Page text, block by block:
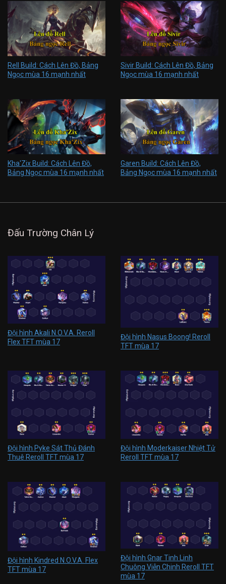
Rell Build: Cách Lên Đồ, Bảng
Ngọc mùa 16 mạnh nhất
Sivir Build: Cách Lên Đồ, Bảng
Ngọc mùa 16 mạnh nhất
Kha'Zix Build: Cách Lên Đồ,
Bảng Ngọc mùa 16 mạnh nhất
Garen Build: Cách Lên Đồ,
Bảng Ngọc mùa 16 mạnh nhất
Đấu Trường Chân Lý
Đội hình Akali N.O.V.A. Reroll
Flex TFT mùa 17
Đội hình Nasus Boong! Reroll
TFT mùa 17
Đội hình Pyke Sát Thủ Đánh
Thuê Reroll TFT mùa 17
Đội hình Moderkaiser Nhiệt Tử
Reroll TFT mùa 17
Đội hình Kindred N.O.V.A. Flex
TFT mùa 17
Đội hình Gnar Tinh Linh
Chuông Viễn Chinh Reroll TFT
mùa 17